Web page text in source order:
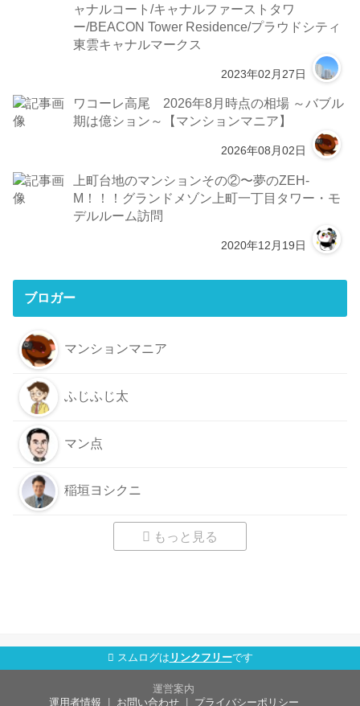
ャナルコート/キャナルファーストタワ
ー/BEACON Tower Residence/プラウドシティ
東雲キャナルマークス
2023年02月27日
ワコーレ高尾 2026年8月時点の相場 ～バブル
期は億ション～【マンションマニア】
2026年08月02日
上町台地のマンションその②〜夢のZEH-
M！！！グランドメゾン上町一丁目タワー・モ
デルルーム訪問
2020年12月19日
ブロガー
マンションマニア
ふじふじ太
マン点
稲垣ヨシクニ
もっと見る
スムログは リンクフリーです
運営案内
運用者情報
お問い合わせ プライバシーポリシー